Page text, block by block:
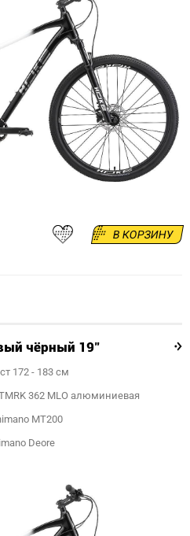
В КОРЗИНУ
чёрный 19"
172 - 183 см
362 MLO алюминиевая
MT200
Deore